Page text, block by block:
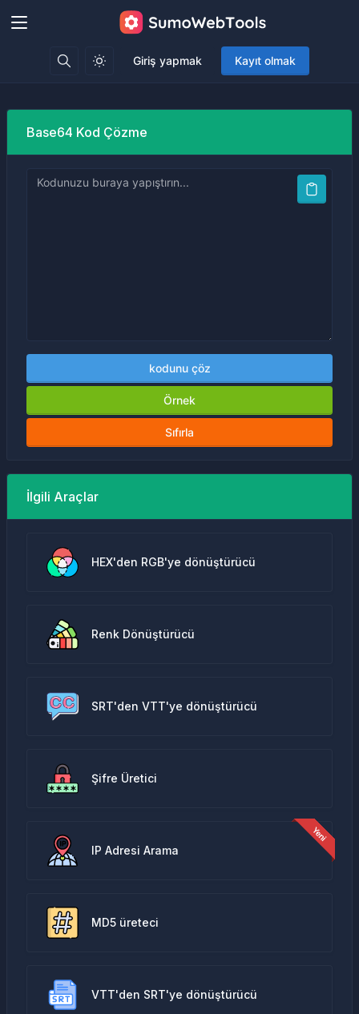
Giriş yapmak Kayıt olmak
Base64 Kod Çözme
kodunu çöz
Örnek
Sıfırla
İlgili Araçlar
HEX'den RGB'ye dönüştürücü
Renk Dönüştürücü
SRT'den VTT'ye dönüştürücü
Şifre Üretici
IP Adresi Arama
MD5 üreteci
VTT'den SRT'ye dönüştürücü